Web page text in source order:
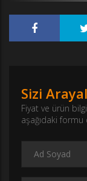
Sizi
Fiyat ve ürün
aşağıdaki